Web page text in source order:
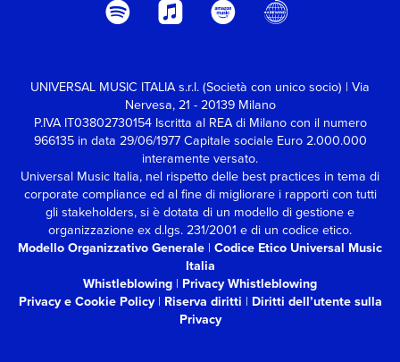
UNIVERSAL MUSIC ITALIA s.r.l. (Società con unico socio) | Via
Nervesa, 21 - 20139 Milano
P.IVA IT03802730154 Iscritta al REA di Milano con il numero
966135 in data 29/06/1977Capitale sociale Euro 2.000.000
interamente versato.
Universal Music Italia, nel rispetto delle best practices in tema di
corporate compliance ed al fine di migliorare i rapporti con tutti
gli stakeholders,si è dotata di un modello di gestione e
organizzazione ex d.lgs. 231/2001 e di un codice etico.
Modello Organizzativo Generale | Codice Etico Universal Music
Italia
Whistleblowing | Privacy Whistleblowing
Privacy e Cookie Policy| Riserva diritti | Diritti dell’utente sulla
Privacy